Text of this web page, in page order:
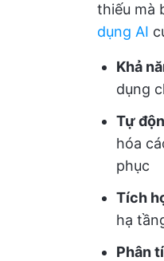
thiếu mà
dụng AI
Khả
dụng
Tự
hóa
phục
Tích
hạ
Phân